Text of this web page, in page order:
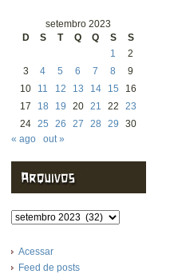
setembro 2023
D
S T Q Q S
S
1
2
3
4 5 6 7 8
9
10
11 12 13 14 15
16
17
18 19 20 21 22
23
24 25 26 27 28 29
30
« ago
out »
Arquivos
Acessar
Feed de posts